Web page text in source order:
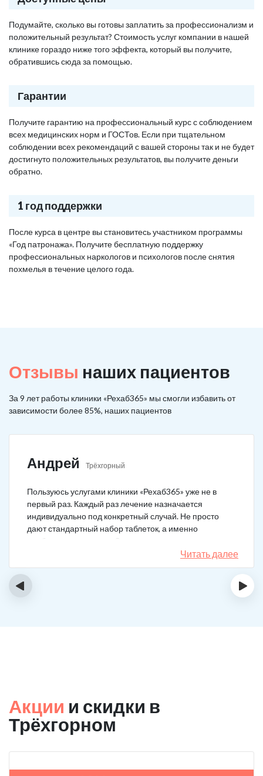
Подумайте, сколько вы готовы заплатить за профессионализм и
положительный результат? Стоимость услуг компании в нашей
клинике гораздо ниже того эффекта, который вы получите,
обратившись сюда за помощью.
Гарантии
Получите гарантию на профессиональный курс с соблюдением
всех медицинских норм и ГОСТов. Если при тщательном
соблюдении всех рекомендаций с вашей стороны так и не будет
достигнуто положительных результатов, вы получите деньги
обратно.
1 год поддержки
После курса в центре вы становитесь участником программы
«Год патронажа». Получите бесплатную поддержку
профессиональных наркологов и психологов после снятия
похмелья в течение целого года.
Отзывы наших пациентов
За 9 лет работы клиники «Рехаб365» мы смогли избавить от
зависимости более 85%, наших пациентов
Андрей Трёхгорный
Пользуюсь услугами клиники «Рехаб365» уже не в
первый раз. Каждый раз лечение назначается
индивидуально под конкретный случай. Не просто
дают стандартный набор таблеток, а именно
подбирается лечение. Специально сравнил
назначения, они отличаются. Клиника делает скидку
на последующие вызовы за оставленный отзыв! Я
Читать далее
‹ ›
Акции и скидки в
Трёхгорном